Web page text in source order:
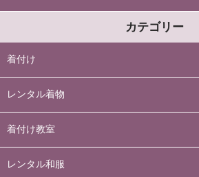
カテゴリー
着付け
レンタル着物
着付け教室
レンタル和服